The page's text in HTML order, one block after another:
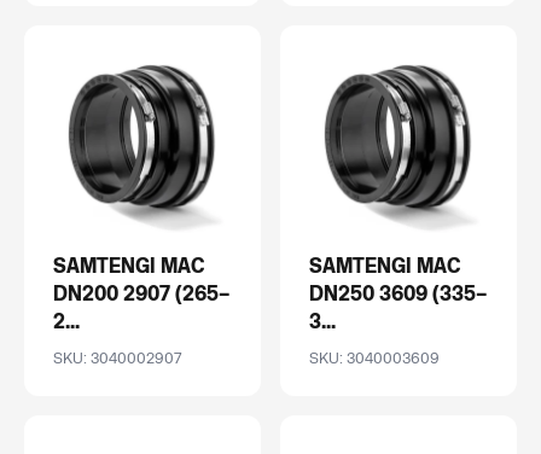
SAMTENGI MAC
DN200 2907 (265–
2...
SKU: 3040002907
SAMTENGI MAC
DN250 3609 (335–
3...
SKU: 3040003609